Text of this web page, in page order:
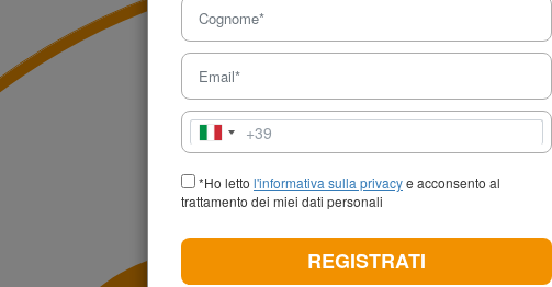
Italia
+39
+39
*Ho letto l'informativa sulla privacye acconsento al
trattamento dei miei dati personali
REGISTRATI